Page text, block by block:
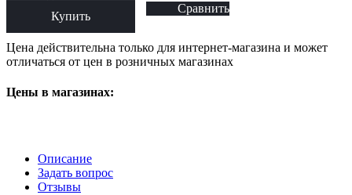
Купить
Сравнить
Цена действительна только для интернет-магазина и может
отличаться от цен в розничных магазинах
Цены в магазинах:
Описание
Задать вопрос
Отзывы